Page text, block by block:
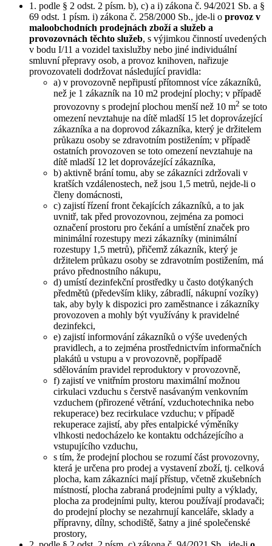
1. podle § 2 odst. 2 písm. b), c) a i) zákona č. 94/2021 Sb. a §
69 odst. 1 písm. i) zákona č. 258/2000 Sb., jde-li o provoz v
maloobchodních prodejnách zboží a služeb a
provozovnách těchto služeb, s výjimkou činností uvedených
v bodu I/11 a vozidel taxislužby nebo jiné individuální
smluvní přepravy osob, a provoz knihoven, nařizuje
provozovateli dodržovat následující pravidla:
a) v provozovně nepřipustí přítomnost více zákazníků,
než je 1 zákazník na 10 m2 prodejní plochy; v případě
provozovny s prodejní plochou menší než 10 m2 se toto
omezení nevztahuje na dítě mladší 15 let doprovázející
zákazníka a na doprovod zákazníka, který je držitelem
průkazu osoby se zdravotním postižením; v případě
ostatních provozoven se toto omezení nevztahuje na
dítě mladší 12 let doprovázející zákazníka,
b) aktivně brání tomu, aby se zákazníci zdržovali v
kratších vzdálenostech, než jsou 1,5 metrů, nejde-li o
členy domácnosti,
c) zajistí řízení front čekajících zákazníků, a to jak
uvnitř, tak před provozovnou, zejména za pomoci
označení prostoru pro čekání a umístění značek pro
minimální rozestupy mezi zákazníky (minimální
rozestupy 1,5 metrů), přičemž zákazník, který je
držitelem průkazu osoby se zdravotním postižením, má
právo přednostního nákupu,
d) umístí dezinfekční prostředky u často dotýkaných
předmětů (především kliky, zábradlí, nákupní vozíky)
tak, aby byly k dispozici pro zaměstnance i zákazníky
provozoven a mohly být využívány k pravidelné
dezinfekci,
e) zajistí informování zákazníků o výše uvedených
pravidlech, a to zejména prostřednictvím informačních
plakátů u vstupu a v provozovně, popřípadě
sdělováním pravidel reproduktory v provozovně,
f) zajistí ve vnitřním prostoru maximální možnou
cirkulaci vzduchu s čerstvě nasávaným venkovním
vzduchem (přirozené větrání, vzduchotechnika nebo
rekuperace) bez recirkulace vzduchu; v případě
rekuperace zajistí, aby přes entalpické výměníky
vlhkosti nedocházelo ke kontaktu odcházejícího a
vstupujícího vzduchu,
s tím, že prodejní plochou se rozumí část provozovny,
která je určena pro prodej a vystavení zboží, tj. celková
plocha, kam zákazníci mají přístup, včetně zkušebních
místností, plocha zabraná prodejními pulty a výklady,
plocha za prodejními pulty, kterou používají prodavači;
do prodejní plochy se nezahrnují kanceláře, sklady a
přípravny, dílny, schodiště, šatny a jiné společenské
prostory,